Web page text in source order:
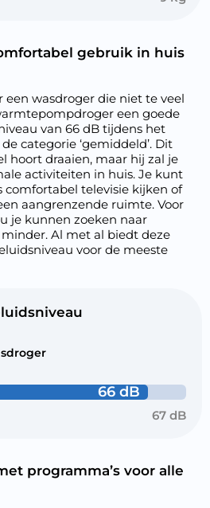
gebruik in huis
een wasdroger die niet te veel
een goede
van 66 dB tijdens het
categorie ‘gemiddeld’. Dit
hoort draaien, maar hij zal je
activiteiten in huis. Je kunt
comfortabel televisie kijken of
aangrenzende ruimte. Voor
je kunnen zoeken naar
Al met al biedt deze
voor de meeste
66 dB
67 dB
programma’s voor alle